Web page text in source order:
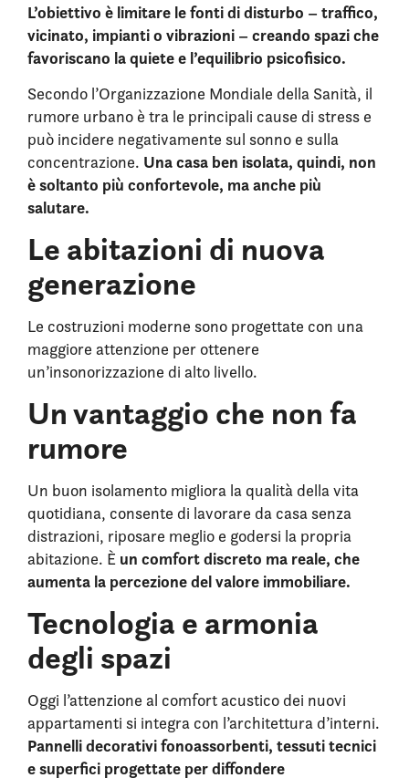
L’obiettivo è limitare le fonti di disturbo – traffico,
vicinato, impianti o vibrazioni – creando spazi che
favoriscano la quiete e l’equilibrio psicofisico.
Secondo l’Organizzazione Mondiale della Sanità, il
rumore urbano è tra le principali cause di stress e
può incidere negativamente sul sonno e sulla
concentrazione. Una casa ben isolata, quindi, non
è soltanto più confortevole, ma anche più
salutare.
Le abitazioni di nuova
generazione
Le costruzioni moderne sono progettate con una
maggiore attenzione per ottenere
un’insonorizzazione di alto livello.
Un vantaggio che non fa
rumore
Un buon isolamento migliora la qualità della vita
quotidiana, consente di lavorare da casa senza
distrazioni, riposare meglio e godersi la propria
abitazione. È un comfort discreto ma reale, che
aumenta la percezione del valore immobiliare.
Tecnologia e armonia
degli spazi
Oggi l’attenzione al comfort acustico dei nuovi
appartamenti si integra con l’architettura d’interni.
Pannelli decorativi fonoassorbenti, tessuti tecnici
e superfici progettate per diffondere